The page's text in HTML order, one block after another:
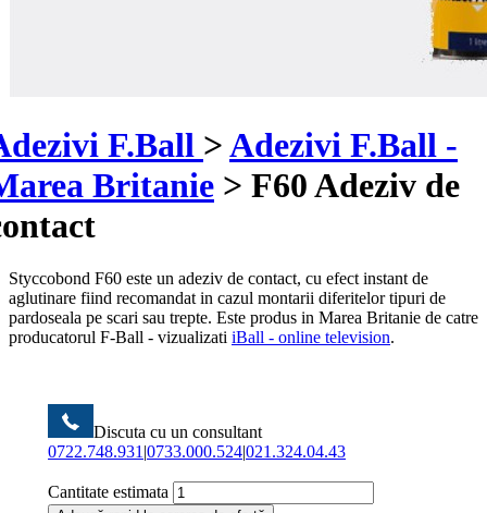
F.Ball >Adezivi F.Ball -
Britanie > F60 Adeziv de
Styccobond F60 este un adeziv de contact, cu efect instant de
aglutinare fiind recomandat in cazul montarii diferitelor tipuri de
pardoseala pe scari sau trepte. Este produs in Marea Britanie de catre
producatorul F-Ball - vizualizati iBall - online television.
Discuta cu un consultant
0722.748.931 |0733.000.524|021.324.04.43
Cantitate estimata